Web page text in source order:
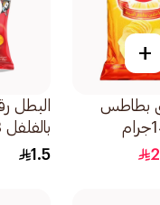
+
بطاطس
البطل
بالفلفل 23جرام
1.5